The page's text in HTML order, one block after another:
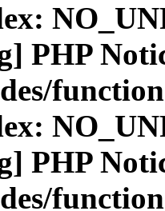
PHP
PHP